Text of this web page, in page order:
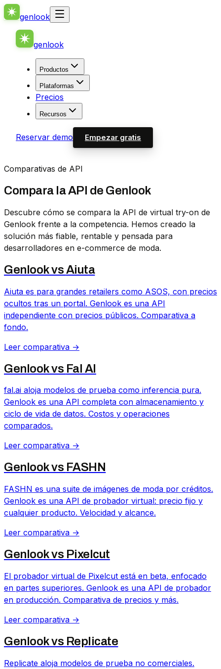
genlook
genlook
Productos
Plataformas
Precios
Recursos
Reservar demo Empezar gratis
Comparativas de API
Compara la API de Genlook
Descubre cómo se compara la API de virtual try-on de
Genlook frente a la competencia. Hemos creado la
solución más fiable, rentable y pensada para
desarrolladores en e-commerce de moda.
Genlook vsAiuta
Aiuta es para grandes retailers como ASOS, con precios
ocultos tras un portal. Genlook es una API
independiente con precios públicos. Comparativa a
fondo.
Leer comparativa →
Genlook vs Fal AI
fal.ai aloja modelos de prueba como inferencia pura.
Genlook es una API completa con almacenamiento y
ciclo de vida de datos. Costos y operaciones
comparados.
Leer comparativa →
Genlook vs FASHN
FASHN es una suite de imágenes de moda por créditos.
Genlook es una API de probador virtual: precio fijo y
cualquier producto. Velocidad y alcance.
Leer comparativa →
Genlook vs Pixelcut
El probador virtual de Pixelcut está en beta, enfocado
en partes superiores. Genlook es una API de probador
en producción. Comparativa de precios y más.
Leer comparativa →
Genlook vs Replicate
Replicate aloja modelos de prueba no comerciales.